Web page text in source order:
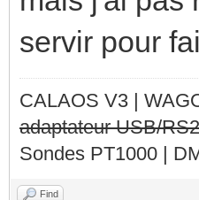
servir pour
CALAOS V3 |
adaptateur USB/
Sondes PT1000 |
Find